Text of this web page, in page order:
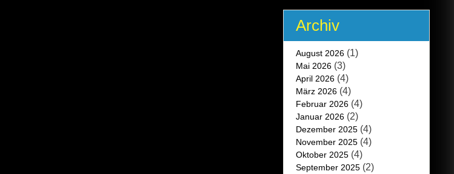
Archiv
August 2026(1)
Mai 2026(3)
April 2026(4)
März 2026(4)
Februar 2026(4)
Januar 2026(2)
Dezember 2025(4)
November 2025(4)
Oktober 2025(4)
September 2025(2)